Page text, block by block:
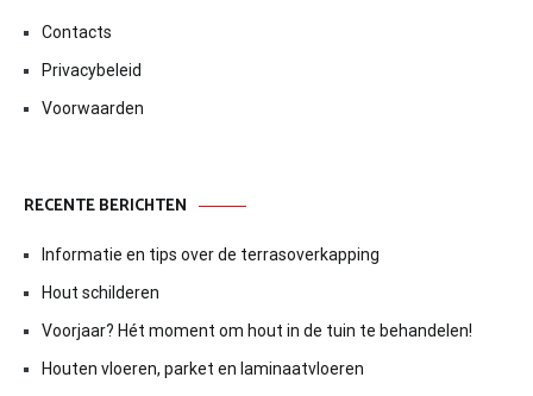
Contacts
Privacybeleid
Voorwaarden
RECENTE BERICHTEN
Informatie en tips over de terrasoverkapping
Hout schilderen
Voorjaar? Hét moment om hout in de tuin te behandelen!
Houten vloeren, parket en laminaatvloeren